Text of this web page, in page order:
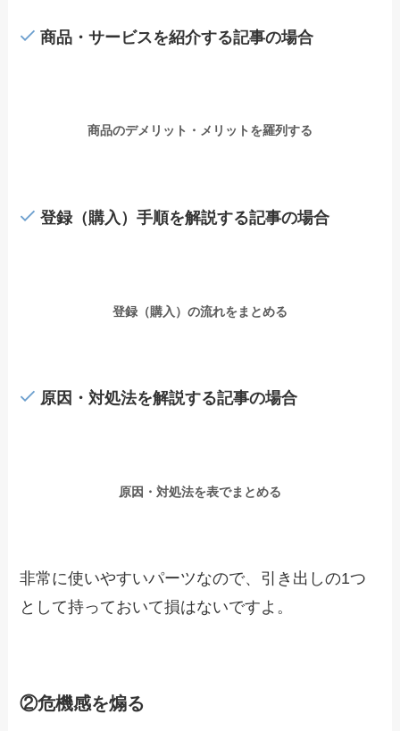
商品・サービスを紹介する記事の場合
商品のデメリット・メリットを羅列する
登録（購入）手順を解説する記事の場合
登録（購入）の流れをまとめる
原因・対処法を解説する記事の場合
原因・対処法を表でまとめる
非常に使いやすいパーツなので、引き出しの1つ
として持っておいて損はないですよ。
②危機感を煽る